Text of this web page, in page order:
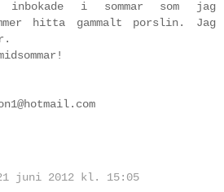
inbokade i sommar som jag
hitta gammalt porslin. Jag
juni 2012 kl. 15:05